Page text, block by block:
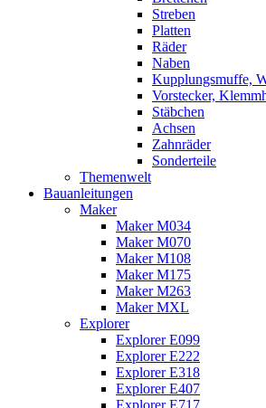
Streben
Platten
Räder
Naben
Kupplungsmuffe,
Vorstecker,
Stäbchen
Achsen
Zahnräder
Sonderteile
Themenwelt
Bauanleitungen
Maker
Maker M034
Maker M070
Maker M108
Maker M175
Maker M263
Maker MXL
Explorer
Explorer E099
Explorer E222
Explorer E318
Explorer E407
Explorer E717